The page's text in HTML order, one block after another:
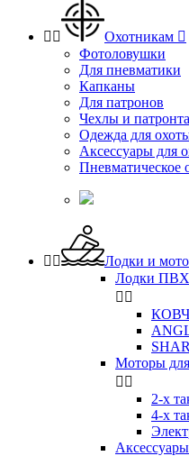
  Охотникам 
Фотоловушки
Для пневматики
Капканы
Для патронов
Чехлы и
Одежда для
Аксессуары для
Пневматическое
  Лодки и
Лодки ПВХ
 
Моторы
 
2-х
4-х